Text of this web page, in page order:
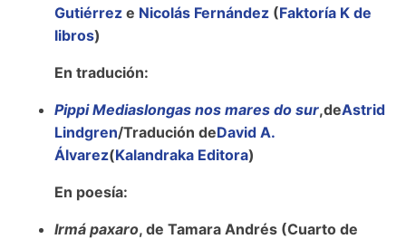
Gutiérrez e Nicolás Fernández (Faktoría K de
libros)
En tradución:
Pippi Mediaslongas nos mares do sur,deAstrid
Lindgren/Tradución deDavid A.
Álvarez(Kalandraka Editora)
En poesía:
Irmá paxaro, de Tamara Andrés (Cuarto de